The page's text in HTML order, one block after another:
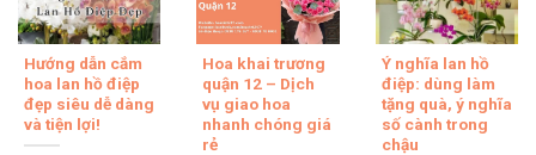
Hướng dẫn cắm
hoa lan hồ điệp
đẹp siêu dễ dàng
và tiện lợi!
Hoa khai trương
quận 12 – Dịch
vụ giao hoa
nhanh chóng giá
rẻ
Ý nghĩa lan hồ
điệp: dùng làm
tặng quà, ý nghĩa
số cành trong
chậu